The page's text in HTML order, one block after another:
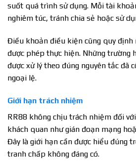
suốt quá trình sử dụng. Mỗi tài
nghiêm túc, tránh chia sẻ hoặc sử
Điều khoản điều kiện cũng quy định
được phép thực hiện. Những trường
được xử lý theo đúng nguyên tắc đã
ngoại lệ.
Giới hạn trách nhiệm
RR88 không chịu trách nhiệm đối
khách quan như gián đoạn mạng
Đây là giới hạn cần được hiểu đúng
tranh chấp không đáng có.